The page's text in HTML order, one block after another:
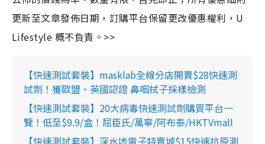
更新至文章發佈日期，訂購平台保留更改優惠權利，U
Lifestyle 概不負責。>>
【快速測試套裝】masklab全線分店開賣$28快速測
試劑！獲歐盟、英國認證 鼻咽拭子採樣檢測
【快速測試套裝】20大病毒快速測試劑購買平台一
覽！低至$9.9/盒！屈臣氏/萬寧/阿布泰/HKTVmall
【快速測試套裝】深水埗電子特賣城$15快速抗原測